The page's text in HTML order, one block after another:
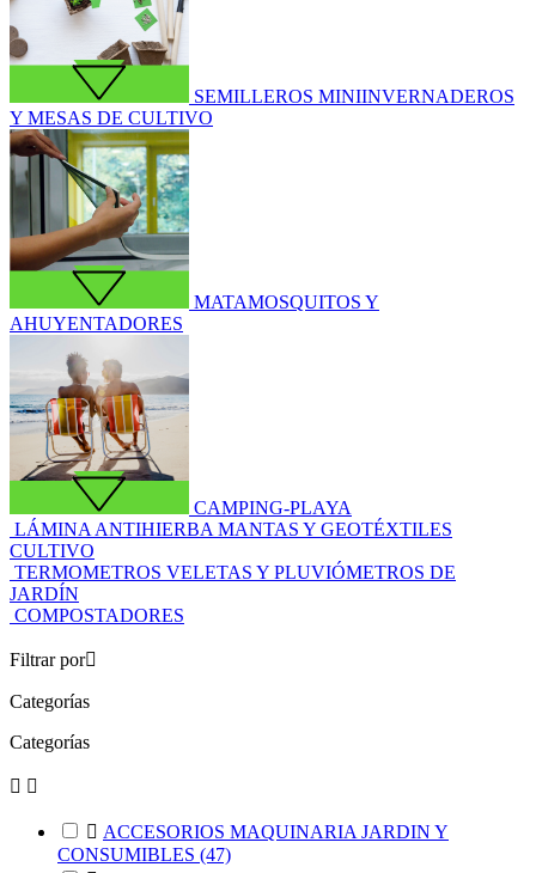
SEMILLEROS MINIINVERNADEROS
Y MESAS DE CULTIVO
MATAMOSQUITOS Y
AHUYENTADORES
CAMPING-PLAYA
LÁMINA ANTIHIERBA MANTAS Y GEOTÉXTILES
CULTIVO
TERMOMETROS VELETAS Y PLUVIÓMETROS DE
JARDÍN
COMPOSTADORES
Filtrar por
Categorías
Categorías
 
 ACCESORIOS MAQUINARIA JARDIN Y
CONSUMIBLES (47)